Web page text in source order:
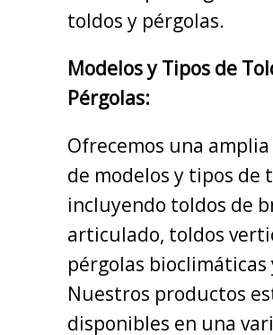
toldos y pérgolas.
Modelos y Tipos de
Pérgolas:
Ofrecemos una amplia
de modelos y tipos de
incluyendo toldos de
articulado, toldos
pérgolas bioclimáticas
Nuestros productos
disponibles en una